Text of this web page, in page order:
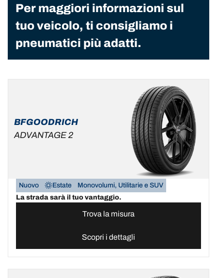
Per maggiori informazioni sul
tuo veicolo, ti consigliamo i
pneumatici più adatti.
BFGOODRICH
ADVANTAGE 2
Nuovo Estate
Monovolumi, Utilitarie e SUV
La strada sarà il tuo vantaggio.
Trova la misura
Scopri i dettagli